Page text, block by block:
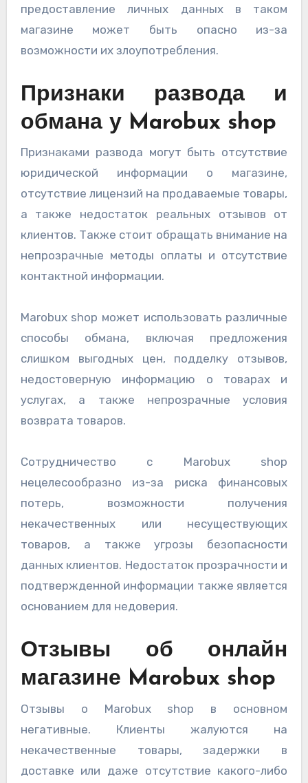
предоставление личных данных в таком
магазине может быть опасно из-за
возможности их злоупотребления.
Признаки развода и
обмана у Marobux shop
Признаками развода могут быть отсутствие
юридической информации о магазине,
отсутствие лицензий на продаваемые товары,
а также недостаток реальных отзывов от
клиентов. Также стоит обращать внимание на
непрозрачные методы оплаты и отсутствие
контактной информации.
Marobux shop может использовать различные
способы обмана, включая предложения
слишком выгодных цен, подделку отзывов,
недостоверную информацию о товарах и
услугах, а также непрозрачные условия
возврата товаров.
Сотрудничество с Marobux shop
нецелесообразно из-за риска финансовых
потерь, возможности получения
некачественных или несуществующих
товаров, а также угрозы безопасности
данных клиентов. Недостаток прозрачности и
подтвержденной информации также является
основанием для недоверия.
Отзывы об онлайн
магазине Marobux shop
Отзывы о Marobux shop в основном
негативные. Клиенты жалуются на
некачественные товары, задержки в
доставке или даже отсутствие какого-либо